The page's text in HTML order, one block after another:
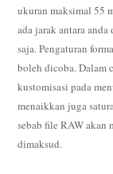
ukuran maksimal 55
ada jarak antara
saja. Pengaturan
boleh dicoba. Dalam
kustomisasi pada
menaikkan juga
sebab file RAW akan
dimaksud.